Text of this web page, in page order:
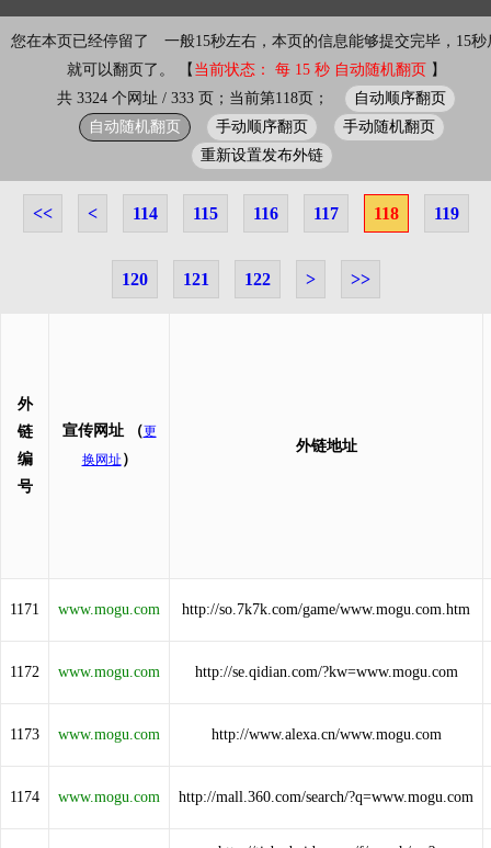
您在本页已经停留了
一般15秒左右，本页的信息能够提交完毕，15秒
就可以翻页了。 【 当前状态： 每 15 秒 自动随机翻页 】
共 3324 个网址 / 333 页；当前第118页；
自动顺序翻页
自动随机翻页
手动顺序翻页
手动随机翻页
重新设置发布外链
<< < 114 115 116 117 118 119
120 121 122 > >>
外
链
编
号
宣传网址 （更
换网址 ）
外链地址
1171 www.mogu.com http://so.7k7k.com/game/www.mogu.com.htm
1172 www.mogu.com http://se.qidian.com/?kw=www.mogu.com
1173 www.mogu.com http://www.alexa.cn/www.mogu.com
1174 www.mogu.com http://mall.360.com/search/?q=www.mogu.com